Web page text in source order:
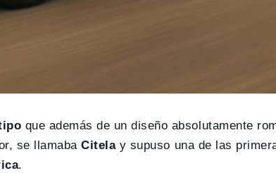
que además de un diseño absolutamente
se llamabaCitelay supuso una de las
.